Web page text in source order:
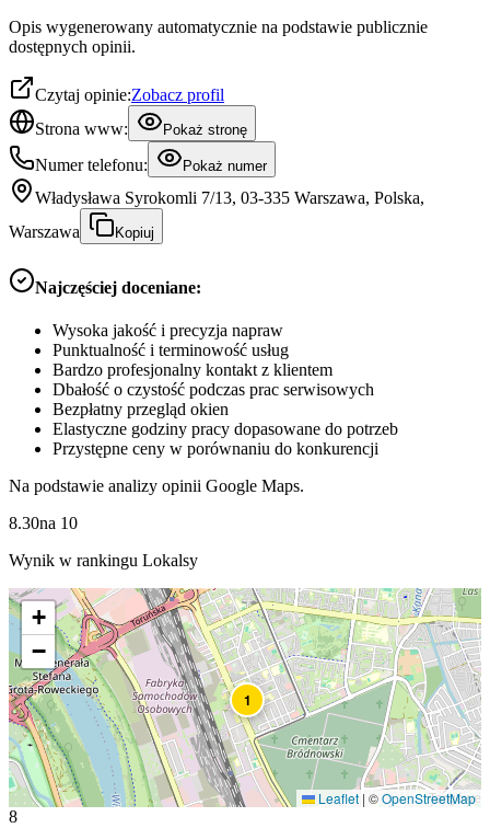
Opis wygenerowany automatycznie na podstawie publicznie
dostępnych opinii.
Czytaj opinie:Zobacz profil
Strona www:
Pokaż stronę
Numer telefonu: Pokaż numer
Władysława Syrokomli 7/13, 03-335 Warszawa, Polska,
Warszawa
Kopiuj
Najczęściej doceniane:
Wysoka jakość i precyzja napraw
Punktualność i terminowość usług
Bardzo profesjonalny kontakt z klientem
Dbałość o czystość podczas prac serwisowych
Bezpłatny przegląd okien
Elastyczne godziny pracy dopasowane do potrzeb
Przystępne ceny w porównaniu do konkurencji
Na podstawie analizy opinii Google Maps.
8.30na 10
Wynik w rankingu Lokalsy
1
+
−
Leaflet | ©OpenStreetMap
8